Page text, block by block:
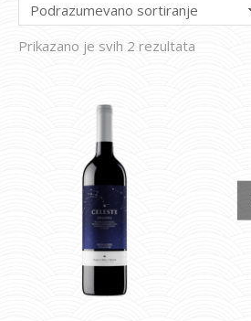
Prikazano je svih 2 rezultata